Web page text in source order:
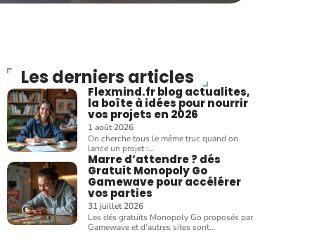
Les derniers articles
Flexmind.fr blog actualites,
la boîte à idées pour nourrir
vos projets en 2026
1 août 2026
On cherche tous le même truc quand on
lance un projet :…
Marre d’attendre ? dés
Gratuit Monopoly Go
Gamewave pour accélérer
vos parties
31 juillet 2026
Les dés gratuits Monopoly Go proposés par
Gamewave et d'autres sites sont…